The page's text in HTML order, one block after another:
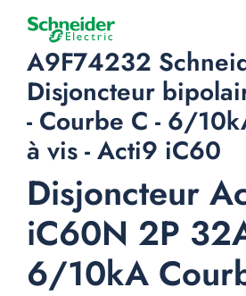
A9F74232
Disjoncteur
- Courbe C - 6/
à vis - Acti9 iC60
Disjoncteur
iC60N 2P
6/10kA